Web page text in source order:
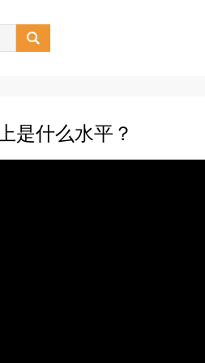

是什么水平？